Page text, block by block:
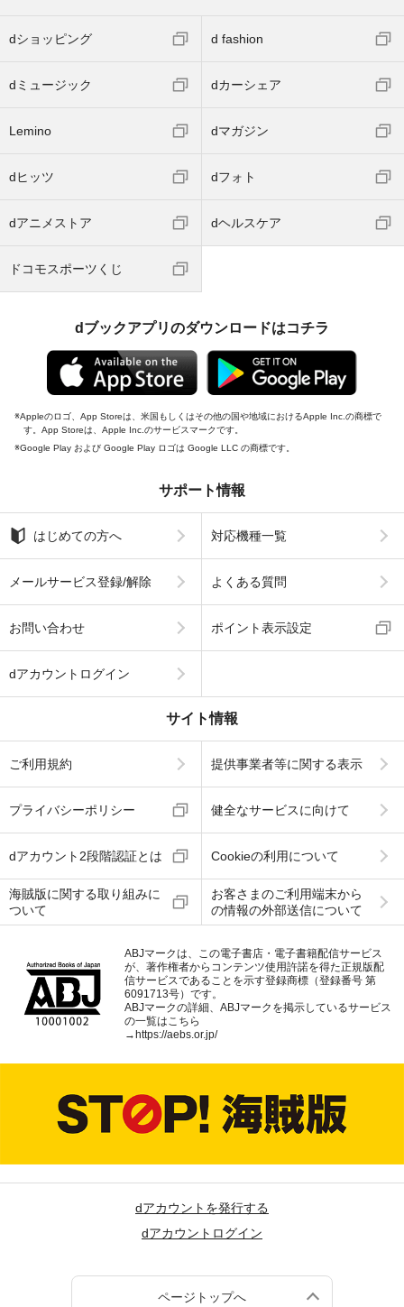
dショッピング d fashion
dミュージック dカーシェア
Lemino dマガジン
dヒッツ dフォト
dアニメストア dヘルスケア
ドコモスポーツくじ
dブックアプリのダウンロードはコチラ
Appleのロゴ、App Storeは、米国もしくはその他の国や地域におけるApple Inc.の商標で
す。App Storeは、Apple Inc.のサービスマークです。
Google Play および Google Play ロゴは Google LLC の商標です。
サポート情報
はじめての方へ 対応機種一覧
メールサービス登録/解除 よくある質問
お問い合わせ ポイント表示設定
dアカウントログイン
サイト情報
ご利用規約 提供事業者等に関する表示
プライバシーポリシー 健全なサービスに向けて
dアカウント2段階認証とは Cookieの利用について
海賊版に関する取り組みに
ついて
お客さまのご利用端末から
の情報の外部送信について
ABJマークは、この電子書店・電子書籍配信サービス
が、著作権者からコンテンツ使用許諾を得た正規版配
信サービスであることを示す登録商標（登録番号 第
6091713号）です。
ABJマークの詳細、ABJマークを掲示しているサービス
の一覧はこちら
→https://aebs.or.jp/
dアカウントを発行する
dアカウントログイン
ページトップへ